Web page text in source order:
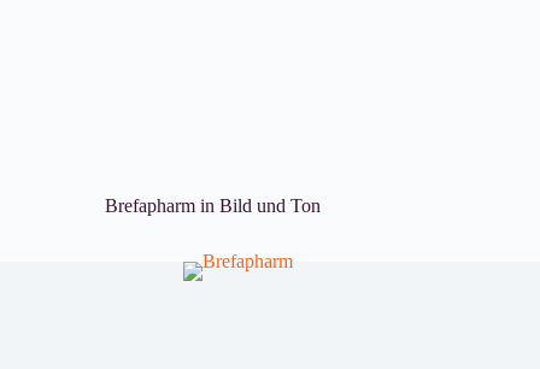
Brefapharm in Bild und Ton